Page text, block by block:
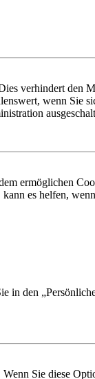
verhindert den
wenn Sie
ermöglichen
es helfen,
in den
Sie diese